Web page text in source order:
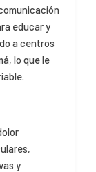
educar y
a centros
lo que le
y